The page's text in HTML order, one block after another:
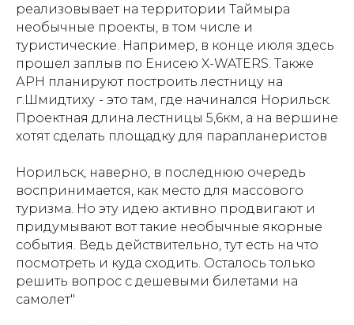
реализовывает на территории Таймыра
необычные проекты, в том числе и
туристические. Например, в конце июля здесь
прошел заплыв по Енисею X-WATERS. Также
АРН планируют построить лестницу на
г.Шмидтиху - это там, где начинался Норильск.
Проектная длина лестницы 5,6км, а на вершине
хотят сделать площадку для парапланеристов
Норильск, наверно, в последнюю очередь
воспринимается, как место для массового
туризма. Но эту идею активно продвигают и
придумывают вот такие необычные якорные
события. Ведь действительно, тут есть на что
посмотреть и куда сходить. Осталось только
решить вопрос с дешевыми билетами на
самолет"